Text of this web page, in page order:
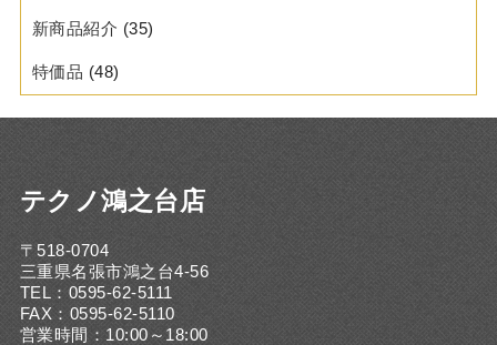
新商品紹介 (35)
特価品 (48)
テクノ鴻之台店
〒518-0704
三重県名張市鴻之台4-56
TEL：0595-62-5111
FAX：0595-62-5110
営業時間：10:00～18:00